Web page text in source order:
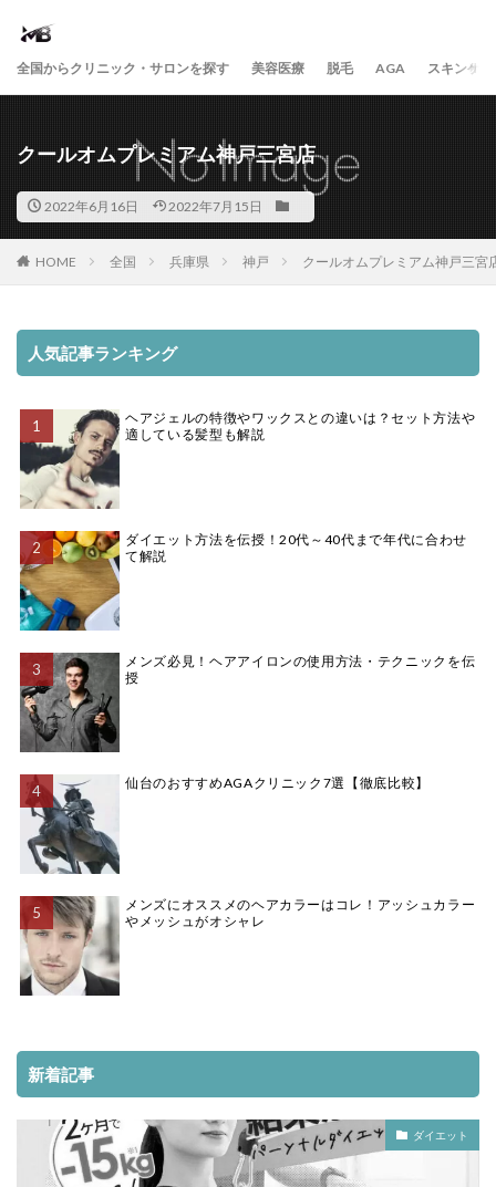
全国からクリニック・サロンを探す 美容医療 脱毛 AGA スキンケア
クールオムプレミアム神戸三宮店
2022年6月16日 2022年7月15日
HOME 全国 兵庫県 神戸 クールオムプレミアム神戸三宮
人気記事ランキング
ヘアジェルの特徴やワックスとの違いは？セット方法や
適している髪型も解説
ダイエット方法を伝授！20代～40代まで年代に合わせ
て解説
メンズ必見！ヘアアイロンの使用方法・テクニックを伝
授
仙台のおすすめAGAクリニック7選【徹底比較】
メンズにオススメのヘアカラーはコレ！アッシュカラー
やメッシュがオシャレ
新着記事
ダイエット